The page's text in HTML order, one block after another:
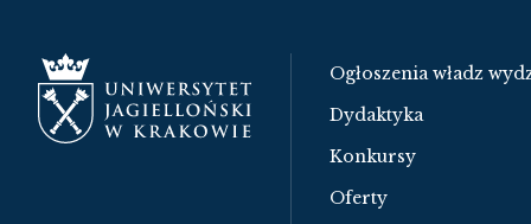
Ogłoszenia władz
Dydaktyka
Konkursy
Oferty